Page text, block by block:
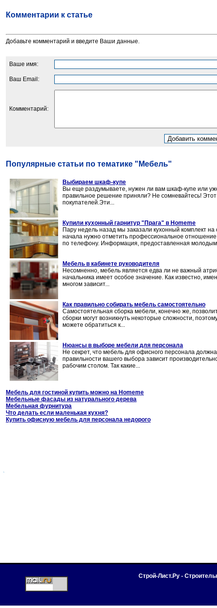
Комментарии к статье
Добавьте комментарий и введите Ваши данные.
Ваше имя:
Ваш Email:
Комментарий:
Популярные статьи по тематике "Мебель"
Выбираем шкаф-купе
Вы еще раздумываете, нужен ли вам шкаф-купе или
правильное решение приняли? Не сомневайтесь!
покупателей.Эти...
Купили кухонный гарнитур "Прага" в Homeme
Пару недель назад мы заказали кухонный комплект
начала нужно отметить профессиональное
по телефону. Информация, предоставленная молодым
Мебель в кабинете руководителя
Несомненно, мебель является едва ли не важный
начальника имеет особое значение. Как известно,
многом зависит...
Как правильно собирать мебель самостоятельно
Самостоятельная сборка мебели, конечно же,
сборки могут возникнуть некоторые сложности,
можете обратиться к...
Нюансы в выборе мебели для персонала
Не секрет, что мебель для офисного персонала
правильности вашего выбора зависит
рабочим столом. Так какие...
Мебель для гостиной купить можно на Homeme
Мебельные фасады из натурального дерева
Мебельная фурнитура
Что делать если маленькая кухня?
Купить офисную мебель для персонала недорого
Строй-Лист.Ру -